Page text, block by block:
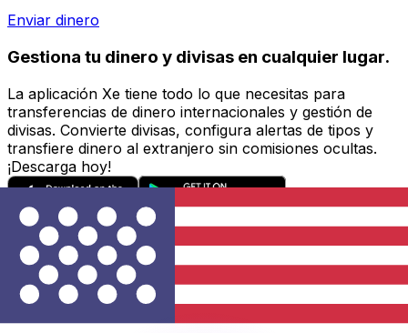
Enviar dinero
Gestiona tu dinero y divisas en cualquier lugar.
La aplicación Xe tiene todo lo que necesitas para
transferencias de dinero internacionales y gestión de
divisas. Convierte divisas, configura alertas de tipos y
transfiere dinero al extranjero sin comisiones ocultas.
¡Descarga hoy!